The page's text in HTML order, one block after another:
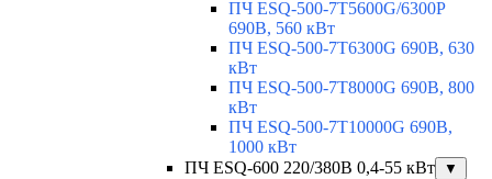
ПЧ ESQ-500-7T5600G/6300P
690В, 560 кВт
ПЧ ESQ-500-7T6300G 690В, 630
кВт
ПЧ ESQ-500-7T8000G 690В, 800
кВт
ПЧ ESQ-500-7T10000G 690В,
1000 кВт
ПЧ ESQ-600 220/380В 0,4-55 кВт
▼